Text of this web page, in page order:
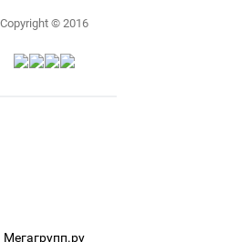
Copyright © 2016
Мегагрупп.ру